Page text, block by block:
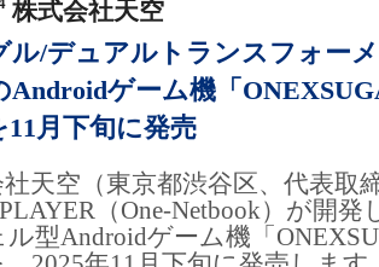
株式会社天空
ル/デュアルトランスフォー
Androidゲーム機「
11月下旬に発売
天空（東京都渋谷区、代表取
（One-Netbook）が開
ル型Androidゲーム機「